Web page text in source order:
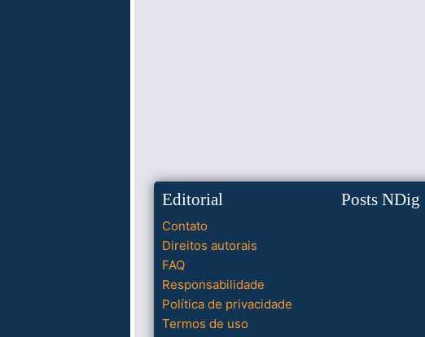
Editorial
Contato
Direitos autorais
FAQ
Responsabilidade
Política de privacidade
Termos de uso
Posts NDig